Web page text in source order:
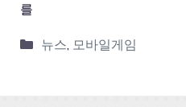
를
뉴스, 모바일게임